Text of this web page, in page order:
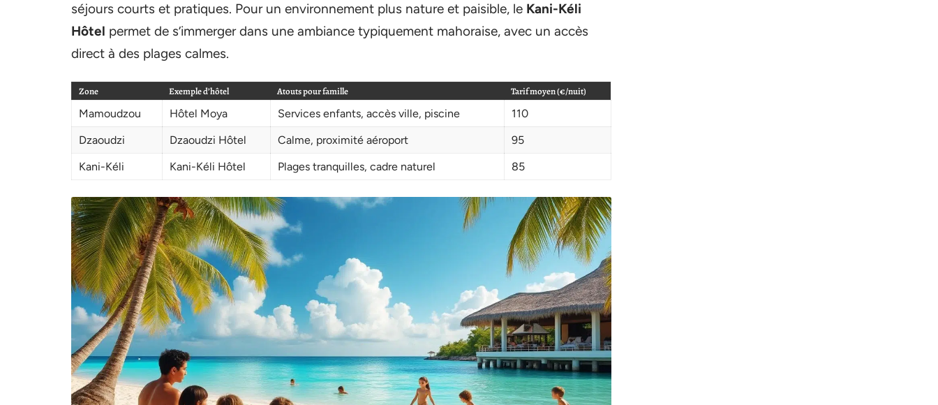
séjours courts et pratiques. Pour un environnement plus nature et paisible, le Kani-Kéli
Hôtel permet de s’immerger dans une ambiance typiquement mahoraise, avec un accès
direct à des plages calmes.
Zone Exemple d’hôtel Atouts pour famille Tarif moyen (€/nuit)
Mamoudzou Hôtel Moya Services enfants, accès ville, piscine
110
Dzaoudzi
Dzaoudzi Hôtel Calme, proximité aéroport
95
Kani-Kéli
Kani-Kéli Hôtel Plages tranquilles, cadre naturel 85